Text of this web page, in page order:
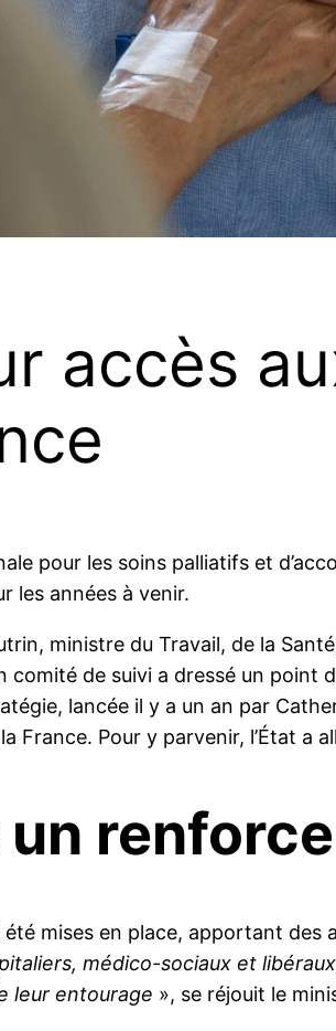
accès
pour les soins palliatifs et
les années à venir.
ministre du Travail, de la
comité de suivi a dressé un
lancée il y a un an par
France. Pour y parvenir, l’État a
mises en place, apportant
médico-sociaux et
leur entourage », se réjouit le